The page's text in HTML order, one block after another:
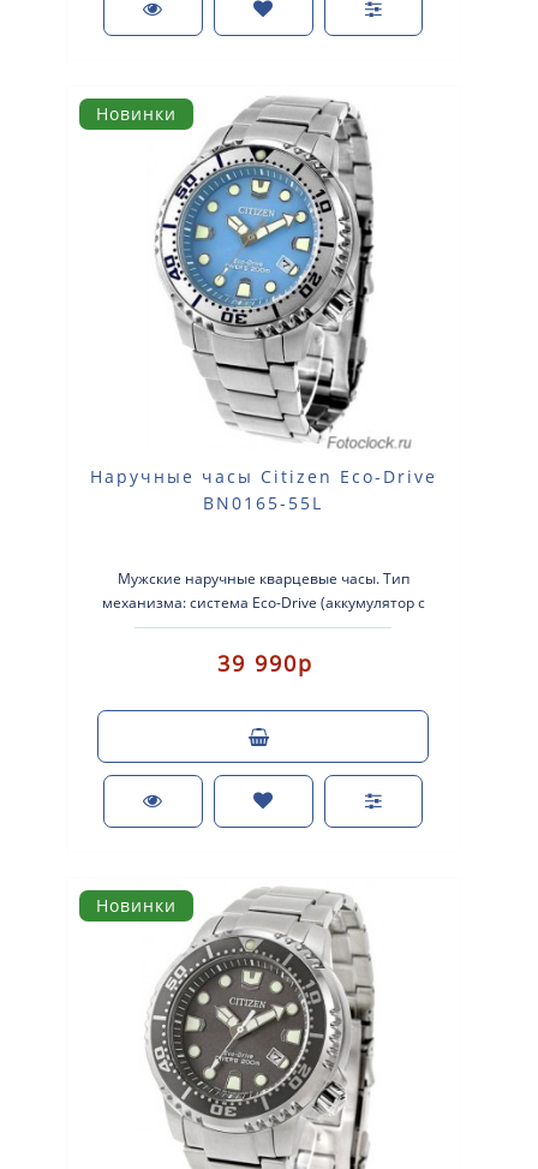
Новинки
Наручные часы Citizen Eco-Drive
BN0165-55L
Мужские наручные кварцевые часы. Тип
механизма: система Eco-Drive (аккумулятор с
питанием от световой энергии). Корпус: нерж..
39 990р
Новинки